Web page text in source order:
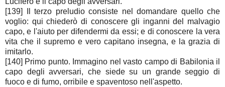
[139] Il terzo preludio consiste nel domandare quello che
voglio: qui chiederò di conoscere gli inganni del malvagio
capo, e l'aiuto per difendermi da essi; e di conoscere la vera
vita che il supremo e vero capitano insegna, e la grazia di
imitarlo.
[140] Primo punto. Immagino nel vasto campo di Babilonia il
capo degli avversari, che siede su un grande seggio di
fuoco e di fumo, orribile e spaventoso nell'aspetto.